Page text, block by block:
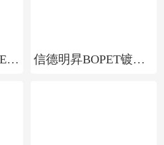
明昇mstm 太阳能PET层压板单层PET膜 PET压合膜 信德明昇BOPET镀铝膜